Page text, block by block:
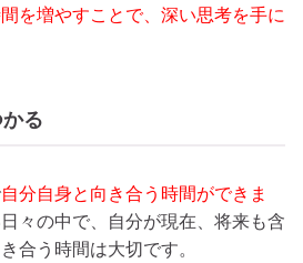
を増やすことで、深い思考を手に
る
自分自身と向き合う時間ができま
々の中で、自分が現在、将来も含
合う時間は大切です。